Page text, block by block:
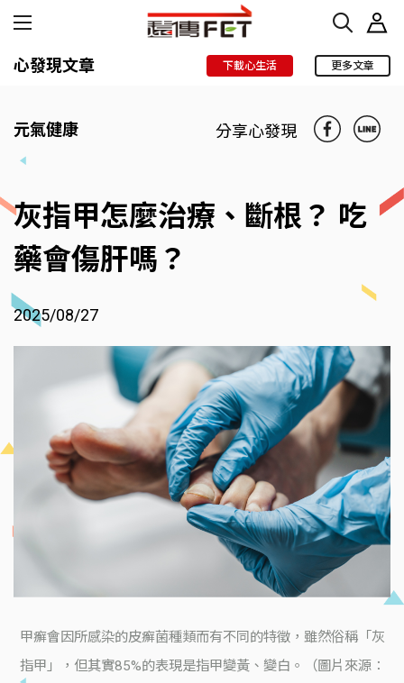
心發現文章 下載心生活 更多文章
元氣健康 分享心發現
灰指甲怎麼治療、斷根？ 吃
藥會傷肝嗎？
2025/08/27
甲癬會因所感染的皮癬菌種類而有不同的特徵，雖然俗稱「灰
指甲」，但其實85%的表現是指甲變黃、變白。（圖片來源：